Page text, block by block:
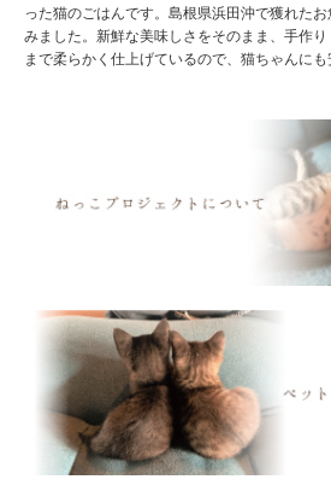
った猫のごはんです。島根県浜田沖で獲れた
みました。新鮮な美味しさをそのまま、手作
まで柔らかく仕上げているので、猫ちゃんにも